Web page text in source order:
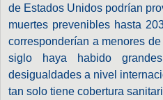
de Estados Unidos podrían
muertes prevenibles hasta
corresponderían a menores
siglo haya habido
desigualdades a nivel
tan solo tiene cobertura